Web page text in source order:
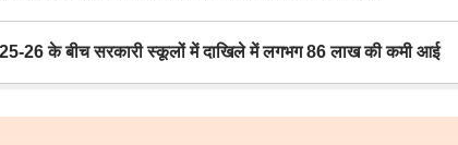
26 के बीच सरकारी स्कूलों में दाखिले में लगभग 86 लाख की कमी आई